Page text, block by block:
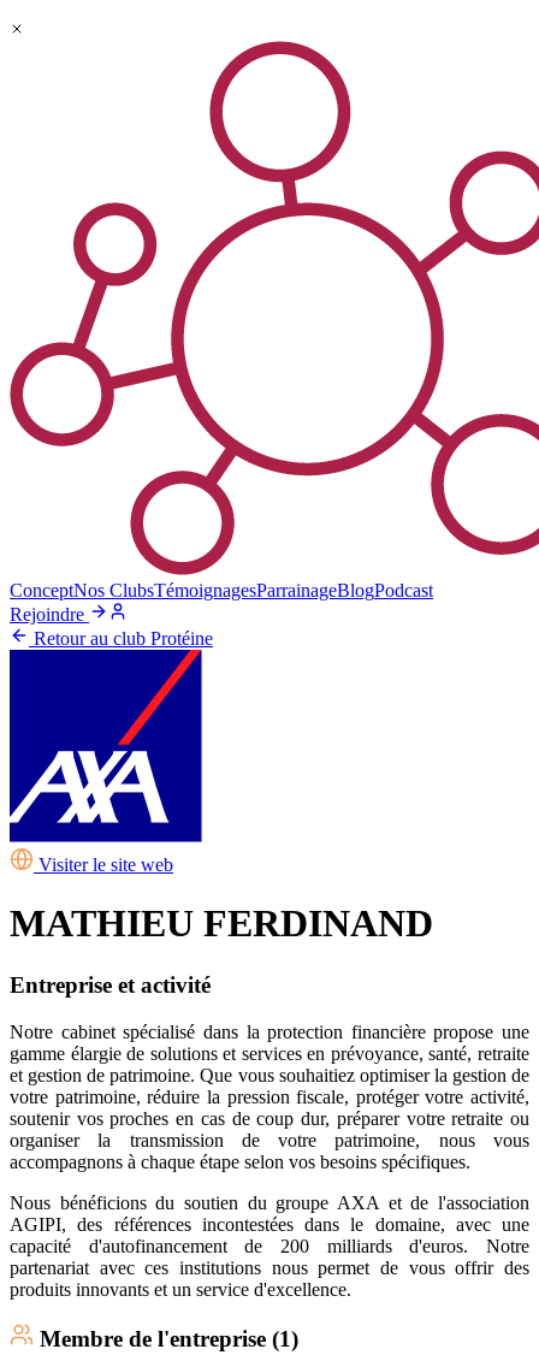
ConceptNos ClubsTémoignagesParrainageBlogPodcast
Rejoindre
Retour au club Protéine
Visiter le site web
MATHIEU FERDINAND
Entreprise et activité
Notre cabinet spécialisé dans la protection financière propose une
gamme élargie de solutions et services en prévoyance, santé, retraite
et gestion de patrimoine. Que vous souhaitiez optimiser la gestion de
votre patrimoine, réduire la pression fiscale, protéger votre activité,
soutenir vos proches en cas de coup dur, préparer votre retraite ou
organiser la transmission de votre patrimoine, nous vous
accompagnons à chaque étape selon vos besoins spécifiques.
Nous bénéficions du soutien du groupe AXA et de l'association
AGIPI, des références incontestées dans le domaine, avec une
capacité d'autofinancement de 200 milliards d'euros. Notre
partenariat avec ces institutions nous permet de vous offrir des
produits innovants et un service d'excellence.
Membre de l'entreprise (1)